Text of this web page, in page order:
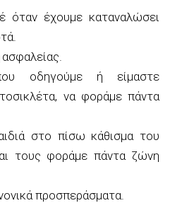
όταν έχουμε καταναλώσει
οδηγούμε ή είμαστε
να φοράμε πάντα
στο πίσω κάθισμα του
τους φοράμε πάντα ζώνη
προσπεράσματα.